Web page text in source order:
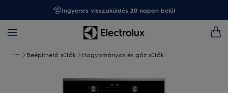
Ingyenes visszaküldés 20 napon belül
Beépíthető sütők Hagyományos és gőz sütők